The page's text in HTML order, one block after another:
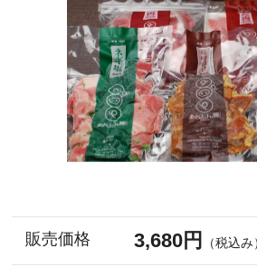
販売価格 3,680円 （税込み